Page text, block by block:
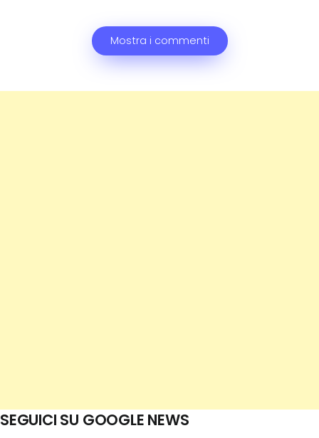
Mostra i commenti
SEGUICI SU GOOGLE NEWS